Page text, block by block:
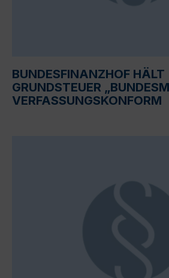
BUNDESFINANZHOF HÄLT
GRUNDSTEUER
VERFASSUNGSKONFORM